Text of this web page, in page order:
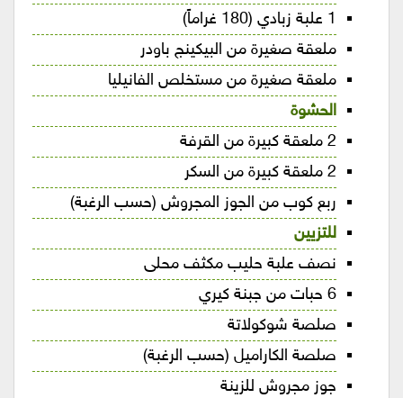
1 علبة زبادي (180 غراماً)
ملعقة صغيرة من البيكينج باودر
ملعقة صغيرة من مستخلص الفانيليا
الحشوة
2 ملعقة كبيرة من القرفة
2 ملعقة كبيرة من السكر
ربع كوب من الجوز المجروش (حسب الرغبة)
للتزيين
نصف علبة حليب مكثف محلى
6 حبات من جبنة كيري
صلصة شوكولاتة
صلصة الكاراميل (حسب الرغبة)
جوز مجروش للزينة